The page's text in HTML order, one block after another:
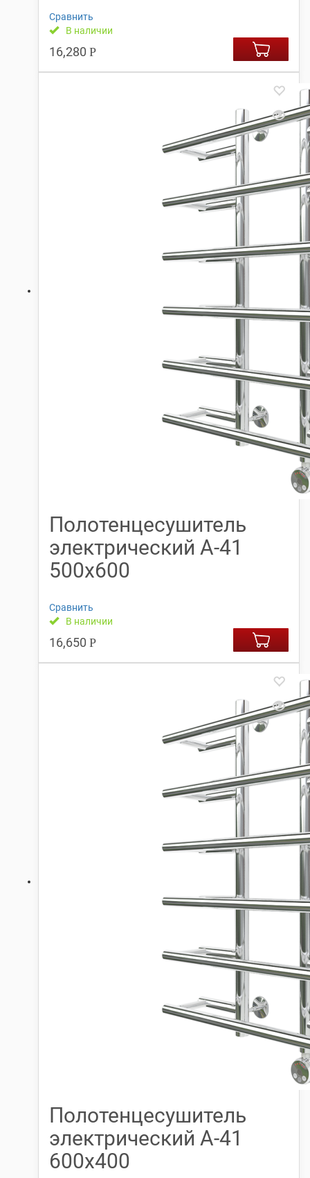
Сравнить
В наличии
16,280 Р
Полотенцесушитель
электрический А-41
500х600
Сравнить
В наличии
16,650 Р
Полотенцесушитель
электрический А-41
600х400